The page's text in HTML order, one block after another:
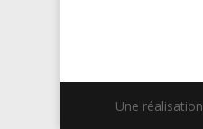
Une réalisation